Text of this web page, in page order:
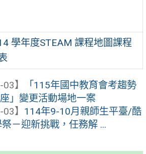
學年度STEAM 課程地圖課程
】
「115年國中教育會考趨勢
」變更活動場地一案
】 114年9-10月親師生平臺/酷
－迎新挑戰，任務解 ...